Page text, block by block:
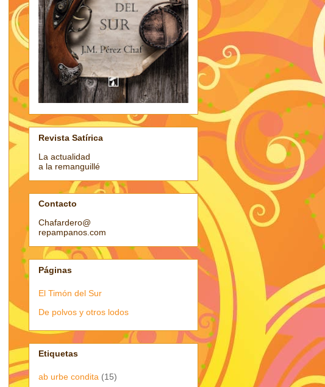
Revista Satírica
La actualidad
a la remanguillé
Contacto
Chafardero@
repampanos.com
Páginas
El Timón del Sur
De polvos y otros lodos
Etiquetas
ab urbe condita (15)